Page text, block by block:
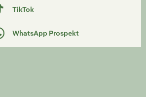
TikTok
WhatsApp Prospekt